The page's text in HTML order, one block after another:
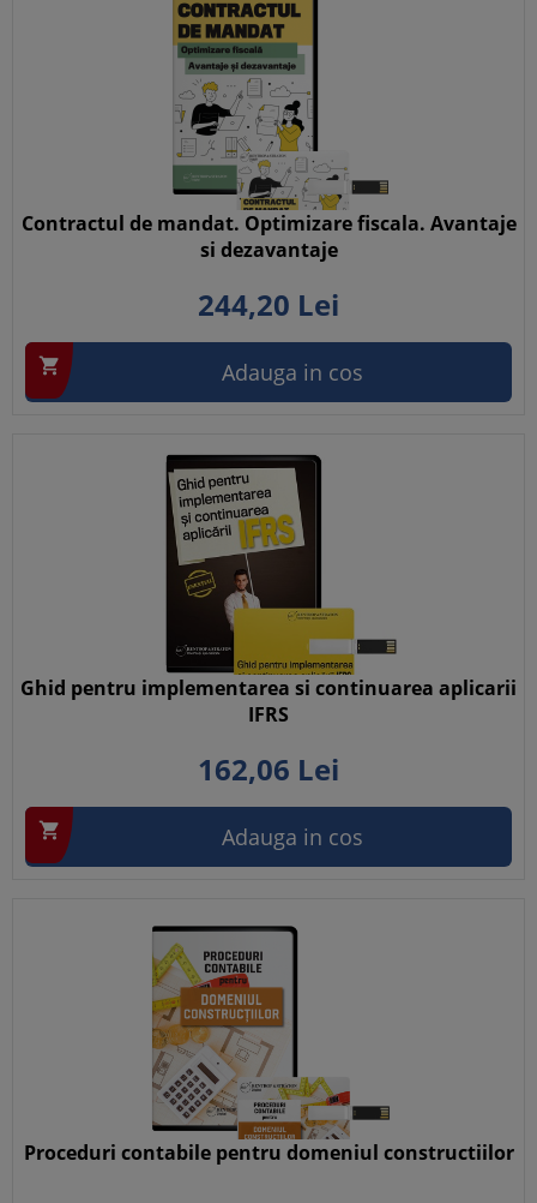
Contractul de mandat. Optimizare fiscala. Avantaje
si dezavantaje
244,20 Lei
 Adauga in cos
Ghid pentru implementarea si continuarea aplicarii
IFRS
162,06 Lei
 Adauga in cos
Proceduri contabile pentru domeniul constructiilor